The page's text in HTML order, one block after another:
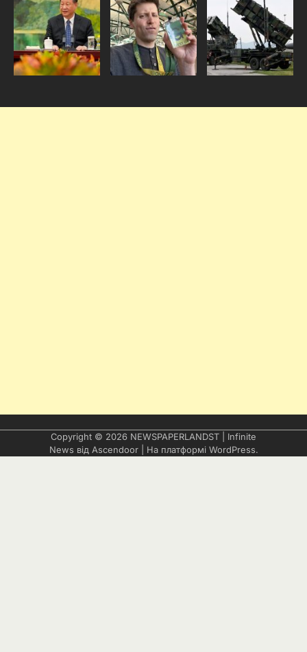
Copyright © 2026 NEWSPAPERLANDST | Infinite
News від Ascendoor| На платформі WordPress.